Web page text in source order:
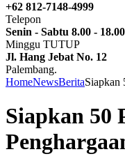
+62 812-7148-4999
Telepon
Senin - Sabtu 8.00 - 18.00
Minggu TUTUP
Jl. Hang Jebat No. 12
Palembang.
HomeNewsBeritaSiapkan
Siapkan 50